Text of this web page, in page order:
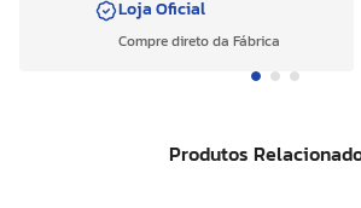
Loja Oficial
Compre direto da Fábrica
Produtos